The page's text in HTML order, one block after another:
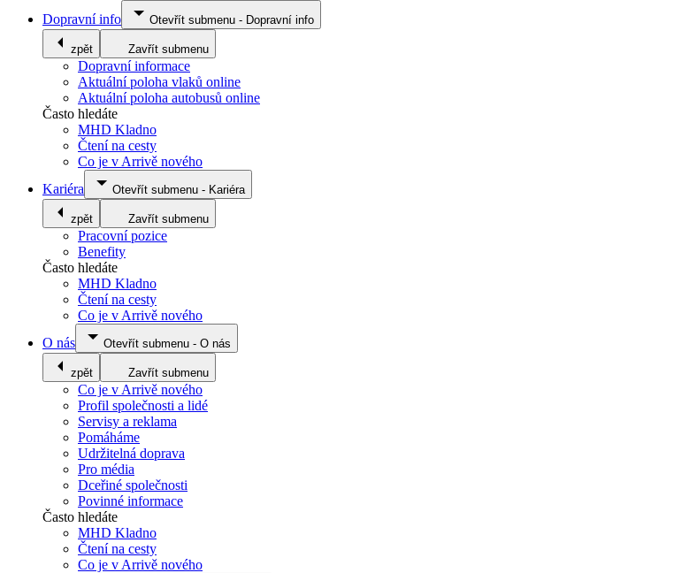
Dopravní info
Otevřít submenu - Dopravní info
zpět Zavřít submenu
Dopravní informace
Aktuální poloha vlaků online
Aktuální poloha autobusů online
Často hledáte
MHD Kladno
Čtení na cesty
Co je v Arrivě nového
Kariéra
Otevřít submenu - Kariéra
zpět Zavřít submenu
Pracovní pozice
Benefity
Často hledáte
MHD Kladno
Čtení na cesty
Co je v Arrivě nového
O nás
Otevřít submenu - O nás
zpět Zavřít submenu
Co je v Arrivě nového
Profil společnosti a lidé
Servisy a reklama
Pomáháme
Udržitelná doprava
Pro média
Dceřiné společnosti
Povinné informace
Často hledáte
MHD Kladno
Čtení na cesty
Co je v Arrivě nového